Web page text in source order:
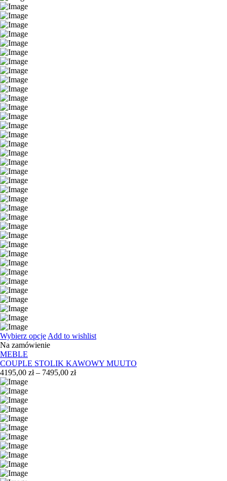
Wybierz opcje Add to wishlist
Na zamówienie
MEBLE
COUPLE STOLIK KAWOWY MUUTO
4195,00 zł – 7495,00 złZakres